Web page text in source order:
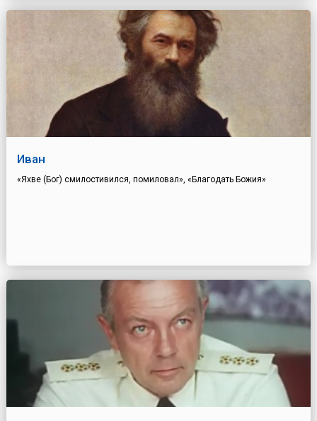
Иван
«Яхве (Бог) смилостивился, помиловал», «Благодать Божия»